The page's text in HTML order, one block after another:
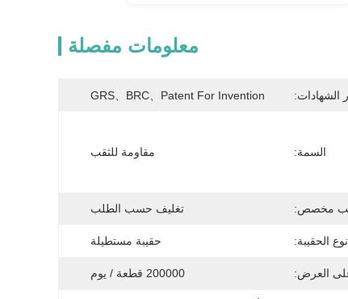
معلومات مفصلة
الشهادات: GRS、BRC、patent For Invention
السمة: مقاومة للثقب
مخصص: تغليف حسب الطلب
نوع الحقيبة: حقيبة مستطيلة
العرض: 200000 قطعة / يوم